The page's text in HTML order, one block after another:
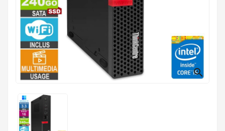
Mesure
Tout-
Processeurs
Mémoires
RAM
